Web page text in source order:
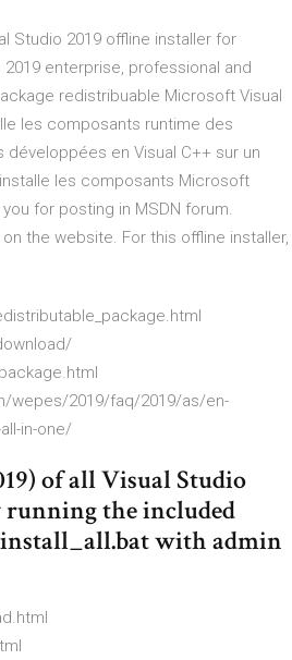
Studio 2019 offline installer for
enterprise, professional and
redistribuable Microsoft Visual
les composants runtime des
en Visual C++ sur un
les composants Microsoft
for posting in MSDN forum.
the website. For this offline installer,
wepes/2019/faq/2019/as/en-
in-one/
of all Visual Studio
the included
with admin